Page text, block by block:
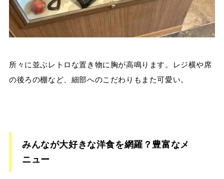
所々に並ぶレトロな置き物に胸が高鳴ります。レジ横や席
の後ろの棚など、細部へのこだわりもまた可愛い。
みんなが大好きな洋食を網羅？豊富なメ
ニュー